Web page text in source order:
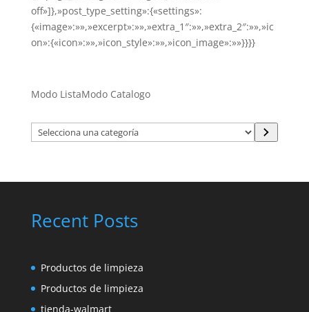
off»]},»post_type_setting»:{«settings»:
{«image»:»»,»excerpt»:»»,»extra_1″:»»,»extra_2″:»»,»ic
on»:{«icon»:»»,»icon_style»:»»,»icon_image»:»»}}}}
Modo ListaModo Catalogo
Selecciona
una
Recent Posts
Productos de limpieza
Productos de limpieza
tienda-walmart